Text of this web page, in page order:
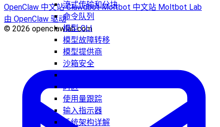
流式传输和分块
命令队列
模型 CLI
模型故障转移
模型提供商
沙箱安全
时区
使用量跟踪
输入指示器
系统架构详解
OpenClaw 中文站ClawdbotMoltbot 中文站 Moltbot Lab
由 OpenClaw 驱动
© 2026 openclawlab.com